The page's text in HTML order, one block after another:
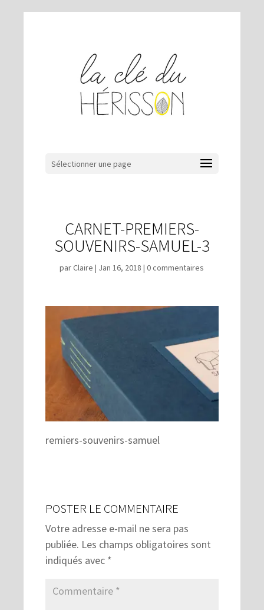
Sélectionner une page
CARNET-PREMIERS-
SOUVENIRS-SAMUEL-3
parClaire | Jan 16, 2018 |0 commentaires
remiers-souvenirs-samuel
POSTER LE COMMENTAIRE
Votre adresse e-mail ne sera pas
publiée. Les champs obligatoires sont
indiqués avec *